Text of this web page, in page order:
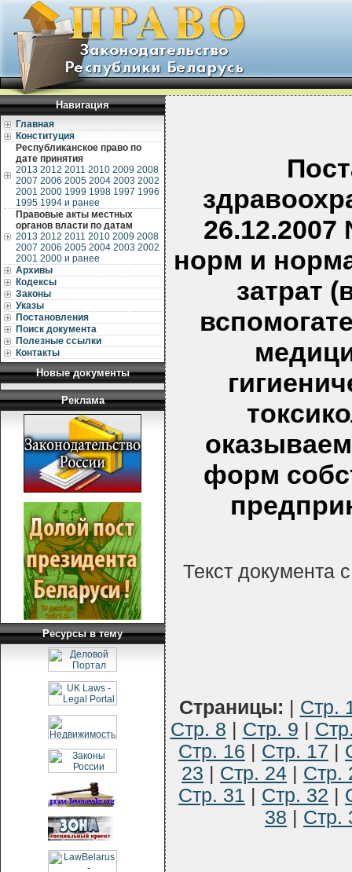
Навигация
Главная
Конституция
Республиканское право по
дате принятия
2013 2012 2011 2010 2009 2008
2007 2006 2005 2004 2003 2002
2001 2000 1999 1998 1997 1996
1995 1994 и ранее
Правовые акты местных
органов власти по датам
2013 2012 2011 2010 2009 2008
2007 2006 2005 2004 2003 2002
2001 2000 и ранее
Архивы
Кодексы
Законы
Указы
Постановления
Поиск документа
Полезные ссылки
Контакты
Новые документы
Реклама
Ресурсы в тему
норм и
затрат
форм
Текст документа
Страницы:
Стр.
Стр. 8
Стр. 9
Стр. 16
Стр. 17
23
Стр. 24
Стр.
Стр. 31
Стр. 32
38
Стр.